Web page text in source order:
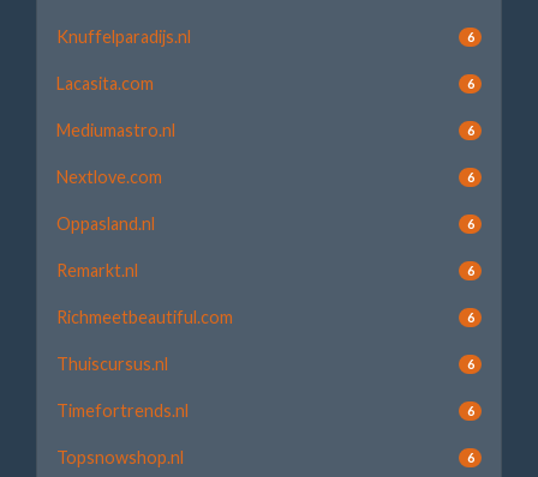
Knuffelparadijs.nl 6
Lacasita.com 6
Mediumastro.nl 6
Nextlove.com 6
Oppasland.nl 6
Remarkt.nl 6
Richmeetbeautiful.com 6
Thuiscursus.nl 6
Timefortrends.nl 6
Topsnowshop.nl 6